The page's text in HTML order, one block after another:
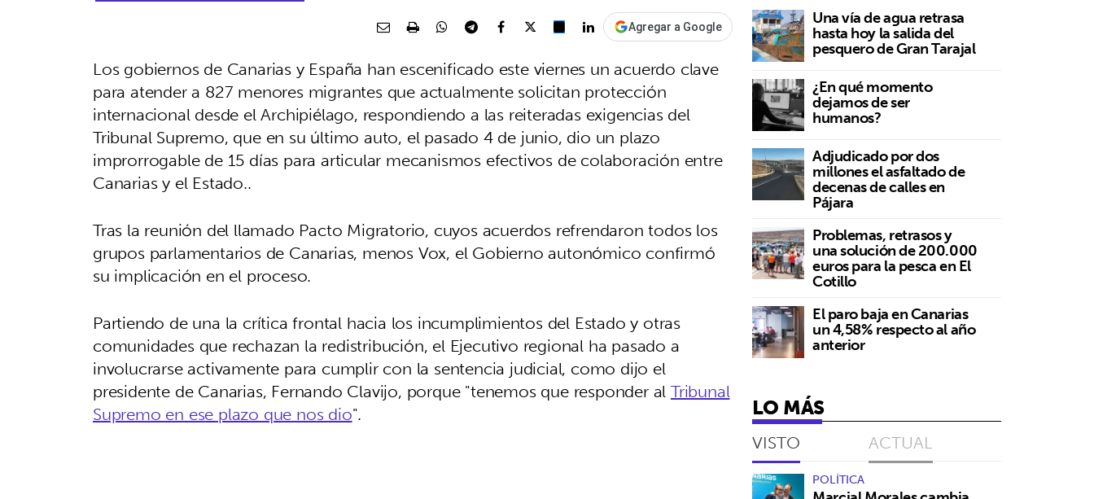
Agregar a Google
Los gobiernos de Canarias y España han escenificado este viernes un acuerdo clave
para atender a 827 menores migrantes que actualmente solicitan protección
internacional desde el Archipiélago, respondiendo a las reiteradas exigencias del
Tribunal Supremo, que en su último auto, el pasado 4 de junio, dio un plazo
improrrogable de 15 días para articular mecanismos efectivos de colaboración entre
Canarias y el Estado..
Tras la reunión del llamado Pacto Migratorio, cuyos acuerdos refrendaron todos los
grupos parlamentarios de Canarias, menos Vox, el Gobierno autonómico confirmó
su implicación en el proceso.
Partiendo de una la crítica frontal hacia los incumplimientos del Estado y otras
comunidades que rechazan la redistribución, el Ejecutivo regional ha pasado a
involucrarse activamente para cumplir con la sentencia judicial, como dijo el
presidente de Canarias, Fernando Clavijo, porque "tenemos que responder alTribunal
Supremo en ese plazo que nos dio".
Una vía de agua retrasa
hasta hoy la salida del
pesquero de Gran Tarajal
¿En qué momento
dejamos de ser
humanos?
Adjudicado por dos
millones el asfaltado de
decenas de calles en
Pájara
Problemas, retrasos y
una solución de 200.000
euros para la pesca en El
Cotillo
El paro baja en Canarias
un 4,58% respecto al año
anterior
LO MÁS
VISTO ACTUAL
POLÍTICA